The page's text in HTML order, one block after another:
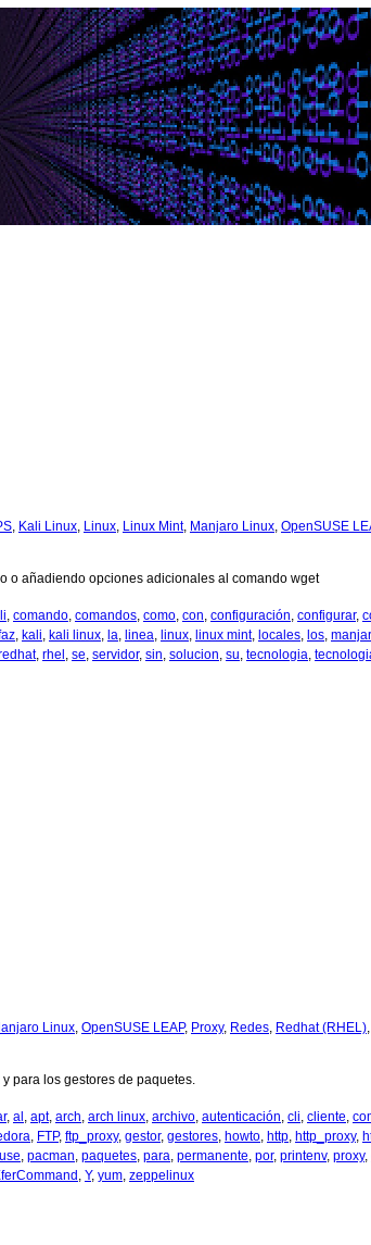
, Kali Linux, Linux, Linux Mint, Manjaro Linux, OpenSUSE
o añadiendo opciones adicionales al comando wget
, comando, comandos, como, con, configuración, configurar,
, kali, kali linux, la, linea, linux, linux mint, locales, los,
, rhel , se, servidor, sin, solucion, su, tecnologia,
Linux, OpenSUSE LEAP, Proxy, Redes, Redhat (RHEL),
para los gestores de paquetes.
, al , apt, arch, arch linux, archivo, autenticación, cli, cliente,
, FTP, ftp_proxy, gestor, gestores, howto, http, http_proxy,
, pacman, paquetes, para, permanente, por, printenv, proxy,
, Y, yum, zeppelinux